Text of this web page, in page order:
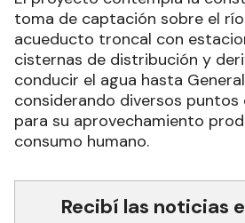
toma de captación sobre el
acueducto troncal con
cisternas de distribución y
conducir el agua hasta
considerando diversos
para su aprovechamiento
consumo humano.
Recibí las noticias